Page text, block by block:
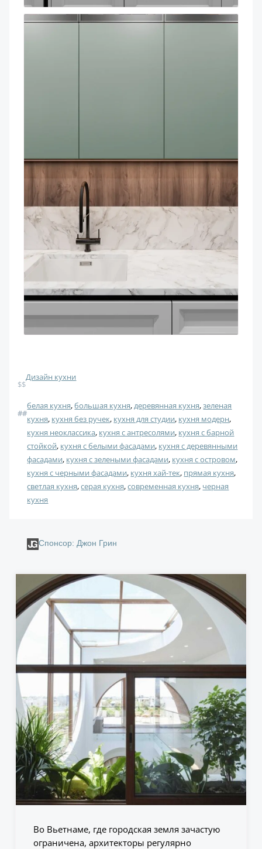
$$
Дизайн кухни
##
белая кухня, большая кухня, деревянная кухня, зеленая
кухня, кухня без ручек, кухня для студии, кухня модерн
кухня неоклассика, кухня с антресолями, кухня с барной
стойкой, кухня с белыми фасадами, кухня с деревянными
фасадами, кухня с зелеными фасадами, кухня с островом
кухня с черными фасадами, кухня хай-тек, прямая кухня
светлая кухня, серая кухня, современная кухня, черная
кухня
Спонсор: Джон Грин
Во Вьетнаме, где городская земля зачастую
ограничена, архитекторы регулярно